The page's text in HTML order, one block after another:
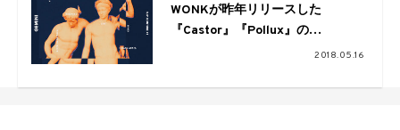
WONKが昨年リリースした
『Castor』『Pollux』の
リミックスアルバムを発売！ DJ
2018.05.16